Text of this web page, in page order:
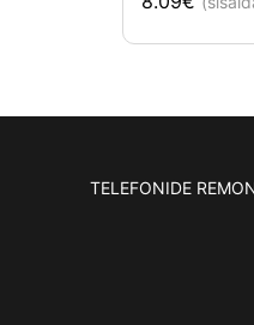
TELEFONIDE